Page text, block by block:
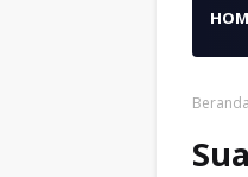
Beranda